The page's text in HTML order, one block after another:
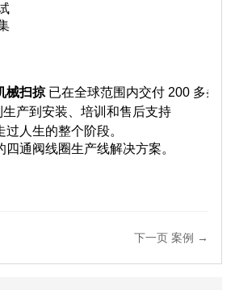
械扫掠 已在全球范围内交付 200 多条
产到安装、培训和售后支持
人生的整个阶段。
四通阀线圈生产线解决方案。
下一页 案例 →